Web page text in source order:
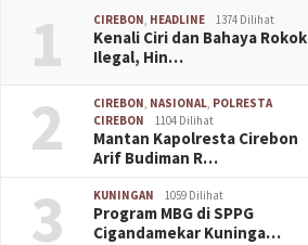
1 CIREBON HEADLINE 1374 Dilihat
Kenali Ciri dan Bahaya Rokok
Ilegal, Hin…
2 CIREBON NASIONAL POLRESTA
CIREBON
1104 Dilihat
Mantan Kapolresta Cirebon
Arif Budiman R…
3 KUNINGAN 1059 Dilihat
Program MBG di SPPG
Cigandamekar Kuninga…